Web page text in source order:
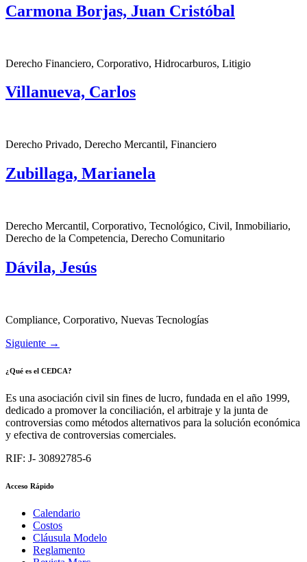
Carmona Borjas, Juan Cristóbal
Derecho Financiero, Corporativo, Hidrocarburos, Litigio
Villanueva, Carlos
Derecho Privado, Derecho Mercantil, Financiero
Zubillaga, Marianela
Derecho Mercantil, Corporativo, Tecnológico, Civil, Inmobiliario,
Derecho de la Competencia, Derecho Comunitario
Dávila, Jesús
Compliance, Corporativo, Nuevas Tecnologías
Siguiente →
¿Qué es el CEDCA?
Es una asociación civil sin fines de lucro, fundada en el año 1999,
dedicado a promover la conciliación, el arbitraje y la junta de
controversias como métodos alternativos para la solución económica
y efectiva de controversias comerciales.
RIF: J- 30892785-6
Acceso Rápido
Calendario
Costos
Cláusula Modelo
Reglamento